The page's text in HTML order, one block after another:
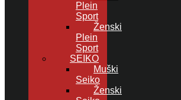
Plein
Sport
Ženski
Plein
Sport
SEIKO
Muški
Seiko
Ženski